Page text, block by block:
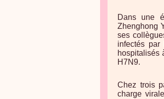
Dans une
Zhenghong
ses
infectés
hospitalisés
H7N9.
Chez trois
charge